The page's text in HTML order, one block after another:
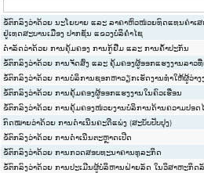
ຂໍ້ຕົກລົງວ່າດ້ວຍ ນະໂຍບາຍ ແລະ ລາຄາຫົວໜ່ວຍທົດແທນຄ່າເ
ຢູ່ເທດສະບານເມືອງ ປາກຊັນ ແຂວງບໍລິຄຳໄຊ
ດຳລັດວ່າດ້ວຍ ການຄຸ້ມຄອງ ການກູ້ຢືມ ແລະ ການຄ້ຳປະກັນ
ຂໍ້ຕົກລົງວ່າດ້ວຍ ການຈັດສົ່ງ ແລະ ຄຸ້ມຄອງຜູ້ອອກແຮງງານລາວ
ຂໍ້ຕົກລົງວ່າດ້ວຍ ການບໍລິການຊອກຫາວຽກເຮັດງານທຳໃຫ້ຜູ້ວ່າ
ຂໍ້ຕົກລົງວ່າດ້ວຍ ການຄຸ້ມຄອງຜູ້ອອກແຮງງານໃນຄົວເຮືອນ
ຂໍ້ຕົກລົງວ່າດ້ວຍ ການຄຸ້ມຄອງໜ່ວຍງານບໍລິການດ້ານຄວາມປອດ
ກົດໝາຍວ່າດ້ວຍ ການດຳເນີນຄະດີແພ່ງ (ສະບັບປັບປຸງ)
ຂໍ້ຕົກລົງວ່າດ້ວຍ ການດຳເນີນຕະຫຼາດເປີດ
ຂໍ້ຕົກລົງວ່າດ້ວຍ ການກວດສອບທະນາຄານທຸລະກິດ
ຂໍ້ຕົກລົງວ່າດ້ວຍ ການປະເມີນຜູ້ບໍລິຫານຝ່າຍລັດ ໃນວິສາຫະກິດ